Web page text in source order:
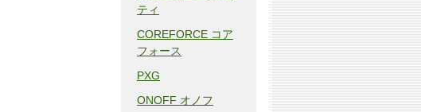
ティ
COREFORCE コア
フォース
PXG
ONOFF オノフ